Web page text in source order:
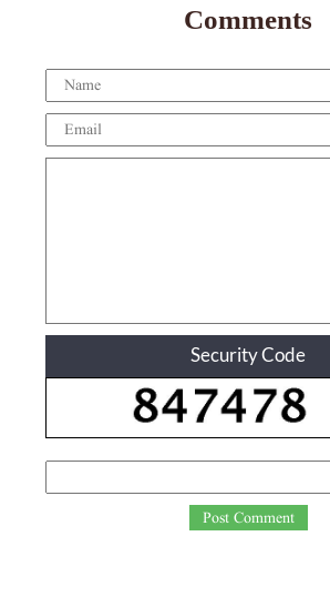
Comments
Security Code
Post Comment